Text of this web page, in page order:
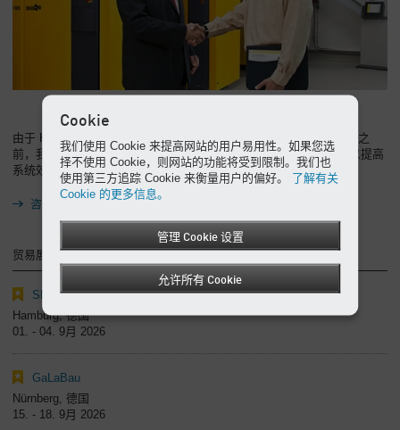
由于 Kaeser 解决方案针对您的需求量身打造，因此在安装任何设备之
前，我们始终会对您的实际压缩空气需求进行精确分析。这不仅可以提高
系统效率，还节省了您的精力。
咨询和分析
贸易展销会
SMM
Hamburg, 德国
01. - 04. 9月 2026
GaLaBau
Nürnberg, 德国
15. - 18. 9月 2026
Cookie
我们使用 Cookie 来提高网站的用户易用性。如果您选
择不使用 Cookie，则网站的功能将受到限制。我们也
使用第三方追踪 Cookie 来衡量用户的偏好。 了解有关
Cookie 的更多信息。
管理 Cookie 设置
允许所有 Cookie